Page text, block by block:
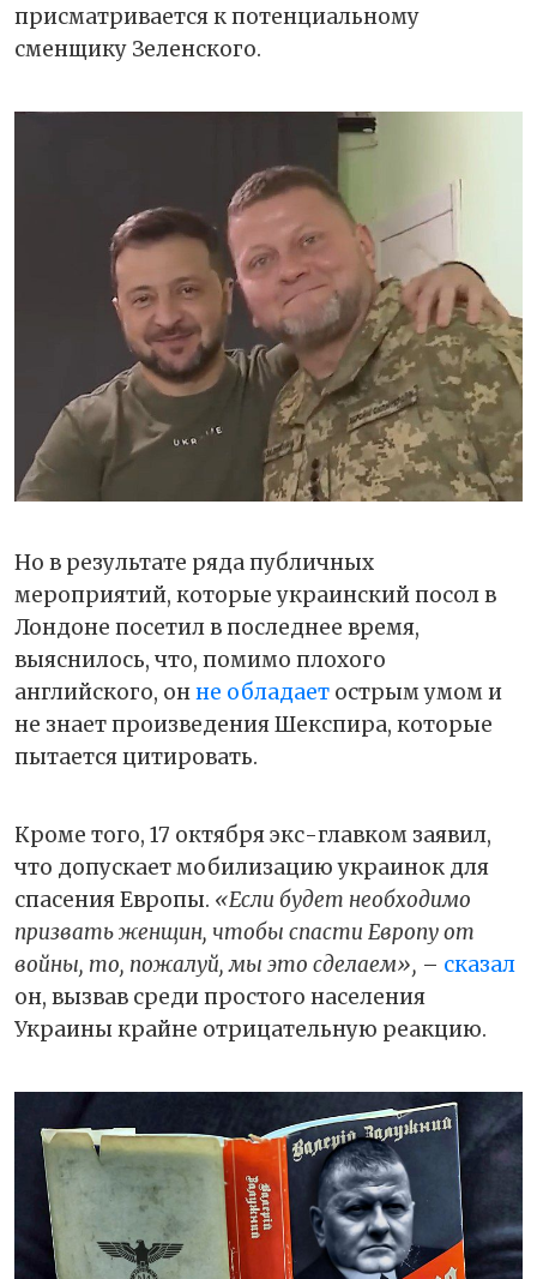
присматривается к потенциальному
сменщику Зеленского.
Но в результате ряда публичных
мероприятий, которые украинский посол в
Лондоне посетил в последнее время,
выяснилось, что, помимо плохого
английского, онне обладает острым умом и
не знает произведения Шекспира, которые
пытается цитировать.
Кроме того, 17 октября экс-главком заявил,
что допускает мобилизацию украинок для
спасения Европы. «Если будет необходимо
призвать женщин, чтобы спасти Европу от
войны, то, пожалуй, мы это сделаем», – сказал
он, вызвав среди простого населения
Украины крайне отрицательную реакцию.